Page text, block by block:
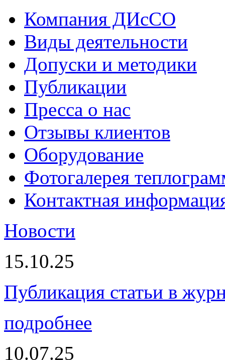
Компания ДИсСО
Виды деятельности
Допуски и методики
Публикации
Пресса о нас
Отзывы клиентов
Оборудование
Фотогалерея
Контактная
Новости
15.10.25
Публикация статьи в
подробнее
10.07.25